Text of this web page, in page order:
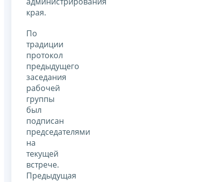
края.
По
традиции
протокол
предыдущего
заседания
рабочей
группы
был
подписан
председателями
на
текущей
встрече.
Предыдущая